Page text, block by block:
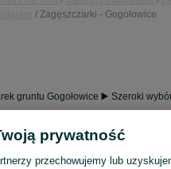
Zagęszczarki - Gogołowice
prywatność
przechowujemy lub